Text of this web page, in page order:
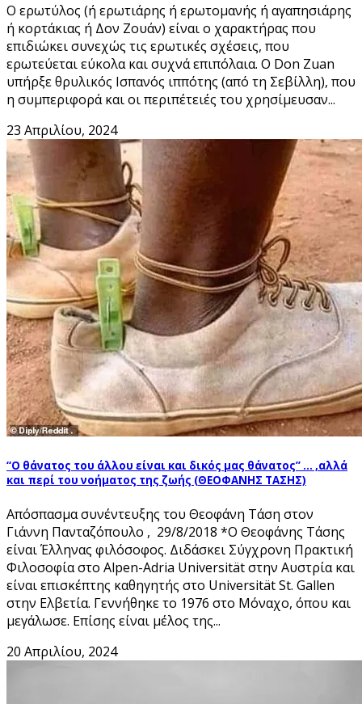
Ο ερωτύλος (ή ερωτιάρης ή ερωτομανής ή αγαπησιάρης
ή κορτάκιας ή Δον Ζουάν) είναι ο χαρακτήρας που
επιδιώκει συνεχώς τις ερωτικές σχέσεις, που
ερωτεύεται εύκολα και συχνά επιπόλαια. Ο Don Zuan
υπήρξε θρυλικός Ισπανός ιππότης (από τη Σεβίλλη), που
η συμπεριφορά και οι περιπέτειές του χρησίμευσαν...
23 Απριλίου, 2024
“Ο θάνατος του άλλου είναι και δικός μας θάνατος” … ,αλλά
και περί του νοήματος της ζωής (ΘΕΟΦΑΝΗΣ ΤΑΣΗΣ)
Απόσπασμα συνέντευξης του Θεοφάνη Τάση στον
Γιάννη Πανταζόπουλο , 29/8/2018 *Ο Θεοφάνης Τάσης
είναι Έλληνας φιλόσοφος. Διδάσκει Σύγχρονη Πρακτική
Φιλοσοφία στο Alpen-Adria Universität στην Αυστρία και
είναι επισκέπτης καθηγητής στο Universität St. Gallen
στην Ελβετία. Γεννήθηκε το 1976 στο Μόναχο, όπου και
μεγάλωσε. Επίσης είναι μέλος της...
20 Απριλίου, 2024